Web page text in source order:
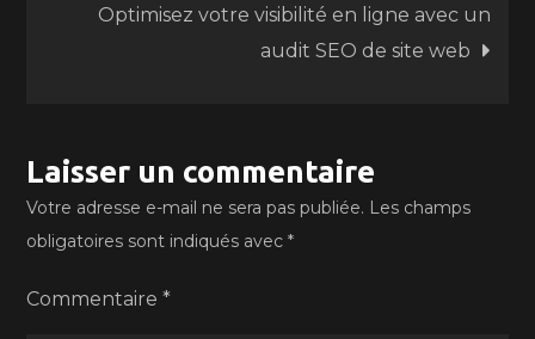
l’article
Optimisez votre visibilité en ligne avec un
audit SEO de site web
Laisser un commentaire
Votre adresse e-mail ne sera pas publiée. Les champs
obligatoires sont indiqués avec*
Commentaire*